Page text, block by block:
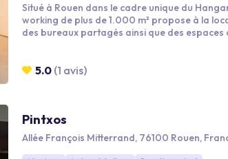
Situé à Rouen dans le cadre unique du
working de plus de 1.000 m² propose à la
des bureaux partagés ainsi que des
5.0 (1 avis)
Pintxos
Allée François Mitterrand, 76100 Rouen,